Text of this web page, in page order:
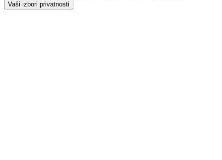
Vaši izbori privatnosti